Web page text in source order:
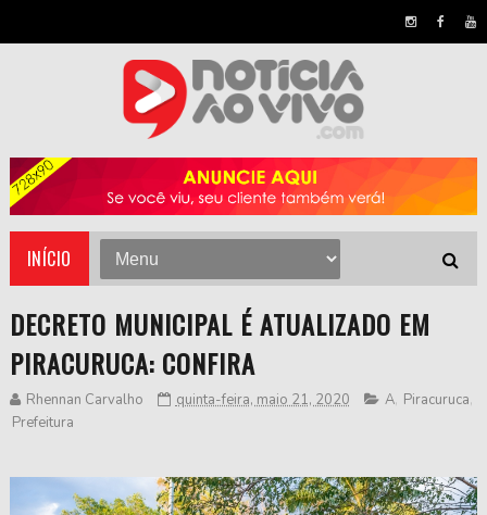
INÍCIO
DECRETO MUNICIPAL É ATUALIZADO EM
PIRACURUCA: CONFIRA
Rhennan Carvalho quinta-feira, maio 21, 2020 A, Piracuruca,
Prefeitura